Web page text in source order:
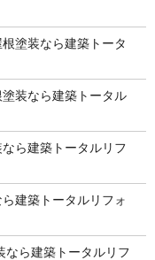
塗装なら建築トータ
装なら建築トータル
ら建築トータルリフ
建築トータルリフォ
なら建築トータルリフ